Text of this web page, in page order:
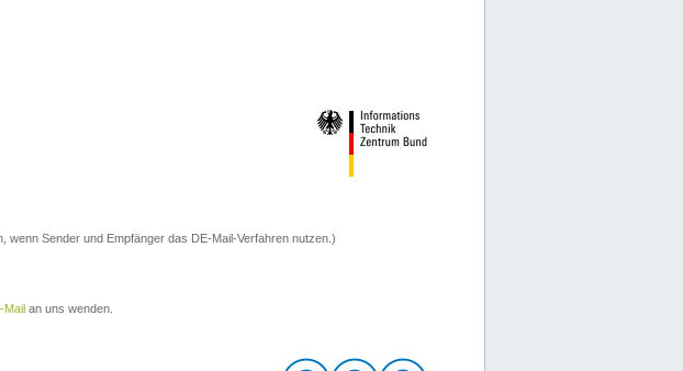
wenn Sender und Empfänger das DE-Mail-Verfahren nutzen.)
Mail an uns wenden.